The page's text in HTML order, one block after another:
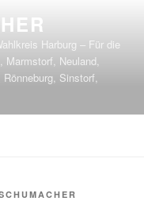
Harburg – Für die
Marmstorf, Neuland,
Sinstorf,